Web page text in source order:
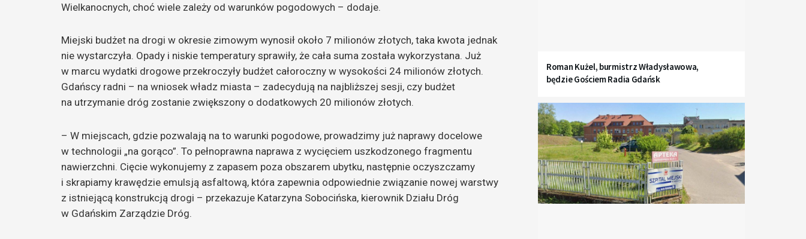
Wielkanocnych, choć wiele zależy od warunków pogodowych – dodaje.
Miejski budżet na drogi w okresie zimowym wynosił około 7 milionów złotych, taka kwota jednak
nie wystarczyła. Opady i niskie temperatury sprawiły, że cała suma została wykorzystana. Już
w marcu wydatki drogowe przekroczyły budżet całoroczny w wysokości 24 milionów złotych.
Gdańscy radni – na wniosek władz miasta – zadecydują na najbliższej sesji, czy budżet
na utrzymanie dróg zostanie zwiększony o dodatkowych 20 milionów złotych.
– W miejscach, gdzie pozwalają na to warunki pogodowe, prowadzimy już naprawy docelowe
w technologii „na gorąco”. To pełnoprawna naprawa z wycięciem uszkodzonego fragmentu
nawierzchni. Cięcie wykonujemy z zapasem poza obszarem ubytku, następnie oczyszczamy
i skrapiamy krawędzie emulsją asfaltową, która zapewnia odpowiednie związanie nowej warstwy
z istniejącą konstrukcją drogi – przekazuje Katarzyna Sobocińska, kierownik Działu Dróg
w Gdańskim Zarządzie Dróg.
Roman Kużel, burmistrz Władysławowa,
będzie Gościem Radia Gdańsk